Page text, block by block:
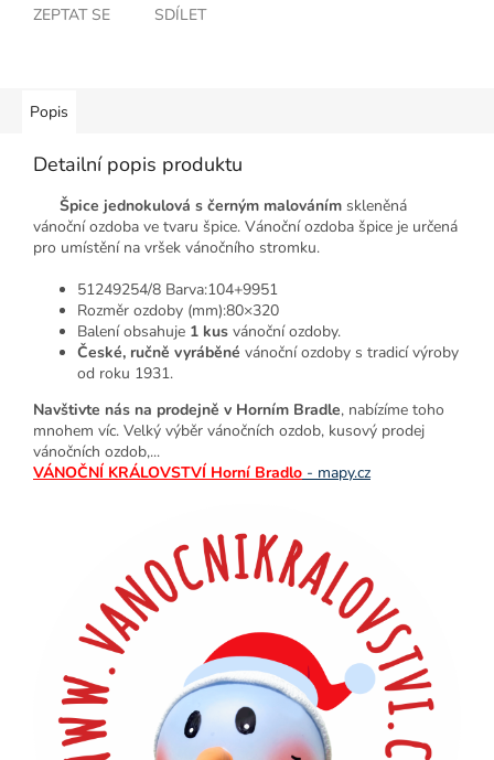
ZEPTAT SE SDÍLET
Popis
Detailní popis produktu
Špice jednokulová s černým malováním skleněná
vánoční ozdoba ve tvaru špice. Vánoční ozdoba špice je určená
pro umístění na vršek vánočního stromku.
51249254/8 Barva:104+9951
Rozměr ozdoby (mm):80×320
Balení obsahuje 1 kus vánoční ozdoby.
České, ručně vyráběné vánoční ozdoby s tradicí výroby
od roku 1931.
Navštivte nás na prodejně v Horním Bradle, nabízíme toho
mnohem víc. Velký výběr vánočních ozdob, kusový prodej
vánočních ozdob,...
VÁNOČNÍ KRÁLOVSTVÍ Horní Bradlo - mapy.cz